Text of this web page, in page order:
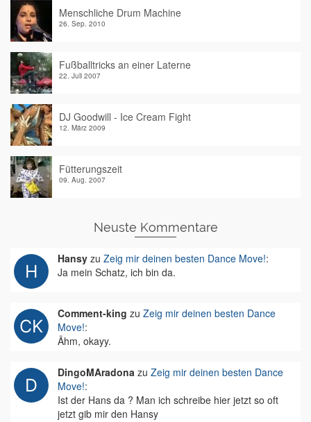
Menschliche Drum Machine
26. Sep. 2010
Fußballtricks an einer Laterne
22. Juli 2007
DJ Goodwill - Ice Cream Fight
12. März 2009
Fütterungszeit
09. Aug. 2007
Neuste Kommentare
Hansy zu Zeig mir deinen besten Dance Move!:
Ja mein Schatz, ich bin da.
Comment-king zu Zeig mir deinen besten Dance
Move!:
Ähm, okayy.
DingoMAradona zu Zeig mir deinen besten Dance
Move!:
Ist der Hans da ? Man ich schreibe hier jetzt so oft
jetzt gib mir den Hansy